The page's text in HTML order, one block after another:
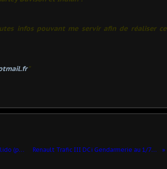
infos pouvant me servir afin de réaliser ce
"
Redif : VAB 6x6 tourelle ARX20 sur base Solido (par Elodie Saint Lot) Renault Trafic III DCi Gendarmerie au 1/73ème (Cararama)